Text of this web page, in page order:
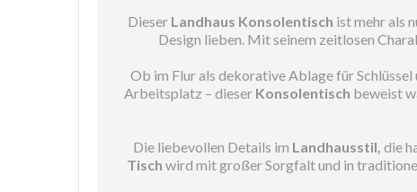
Dieser Landhaus Konsolentisch ist mehr als
Design lieben. Mit seinem zeitlosen
Ob im Flur als dekorative Ablage für
Arbeitsplatz – dieser Konsolentisch beweist
Die liebevollen Details im Landhausstil, die
Tisch wird mit großer Sorgfalt und in